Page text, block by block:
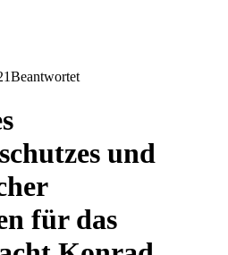
Beantwortet
und
für das